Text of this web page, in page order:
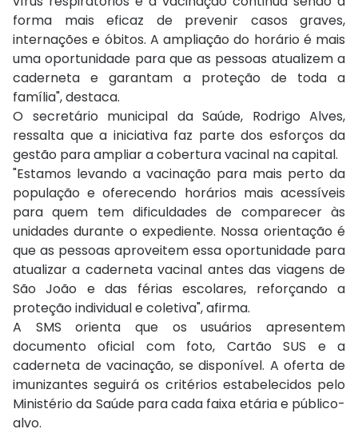
forma mais eficaz de prevenir casos graves,
internações e óbitos. A ampliação do horário é mais
uma oportunidade para que as pessoas atualizem a
caderneta e garantam a proteção de toda a
família", destaca.
O secretário municipal da Saúde, Rodrigo Alves,
ressalta que a iniciativa faz parte dos esforços da
gestão para ampliar a cobertura vacinal na capital.
"Estamos levando a vacinação para mais perto da
população e oferecendo horários mais acessíveis
para quem tem dificuldades de comparecer às
unidades durante o expediente. Nossa orientação é
que as pessoas aproveitem essa oportunidade para
atualizar a caderneta vacinal antes das viagens de
São João e das férias escolares, reforçando a
proteção individual e coletiva", afirma.
A SMS orienta que os usuários apresentem
documento oficial com foto, Cartão SUS e a
caderneta de vacinação, se disponível. A oferta de
imunizantes seguirá os critérios estabelecidos pelo
Ministério da Saúde para cada faixa etária e público-
alvo.